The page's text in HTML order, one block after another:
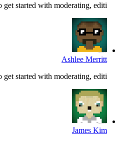
started with moderating, editi...
Ashlee Merritt
started with moderating, editi...
James Kim